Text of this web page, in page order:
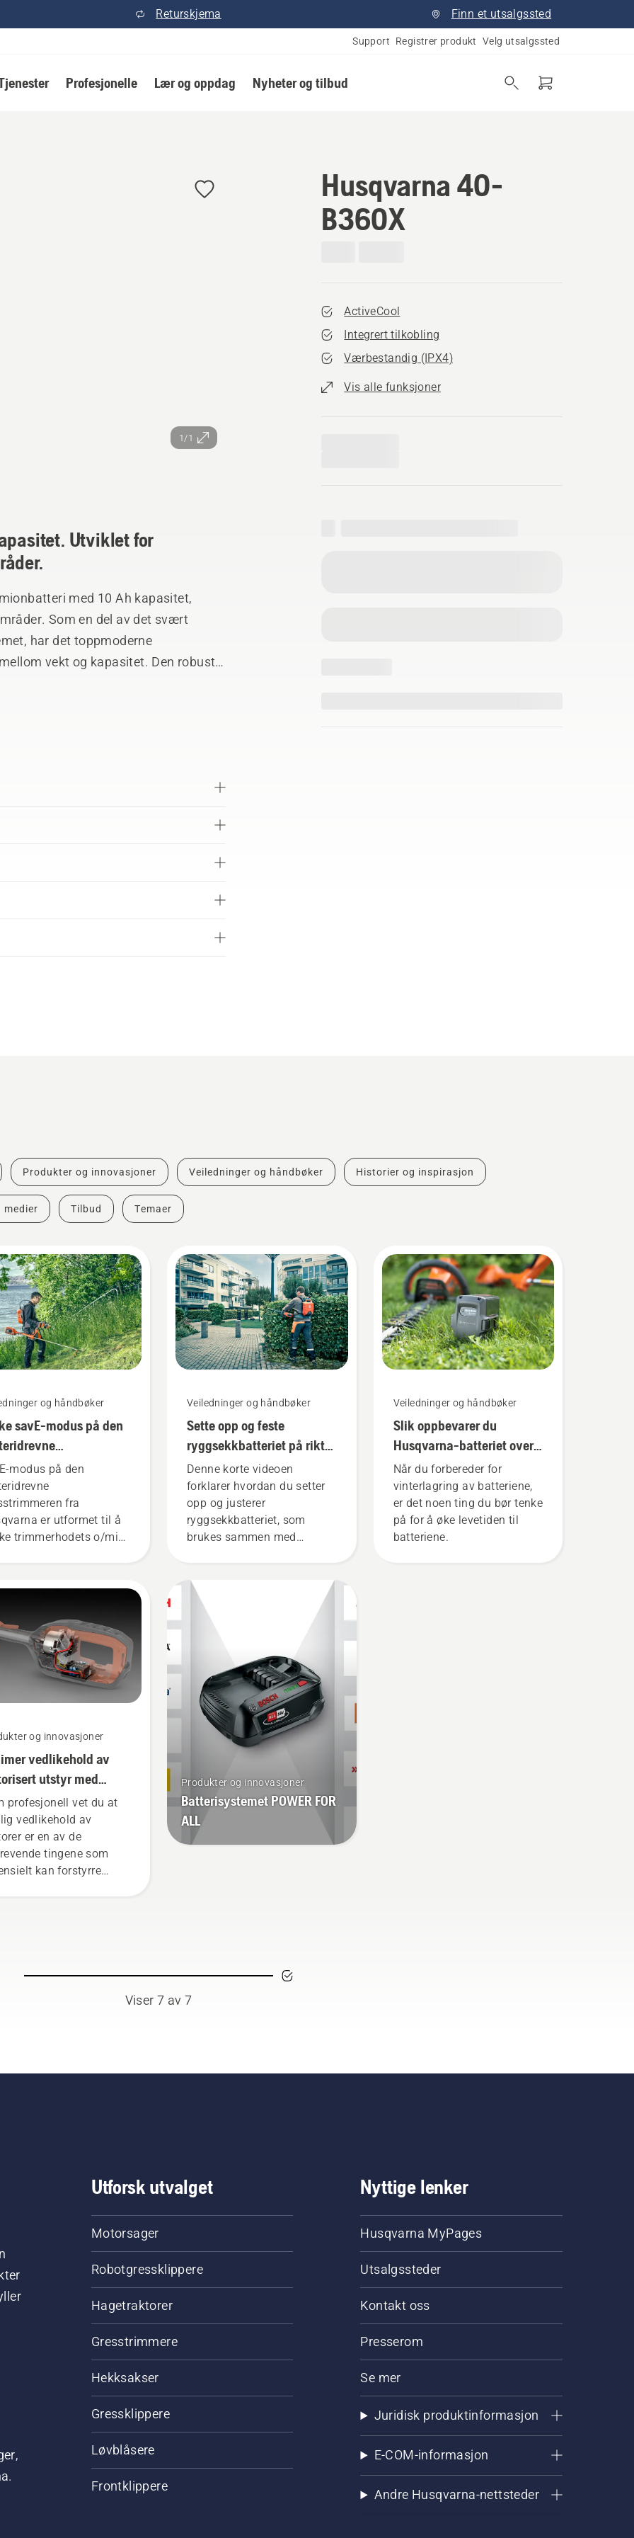
Returskjema Finn et utsalgssted
Support Registrer produkt Velg utsalgssted
Profesjonelle Lær og oppdag Nyheter og tilbud
1/1
Husqvarna 40-
B360X
ActiveCool
Integrert tilkobling
Værbestandig (IPX4)
Vis alle funksjoner
Utviklet for
med 10 Ah kapasitet,
Som en del av det svært
har det toppmoderne
vekt og kapasitet. Den robuste
Produkter og innovasjoner Veiledninger og håndbøker Historier og inspirasjon
medier Tilbud Temaer
og håndbøker
savE-modus på den
modus på den
fra
er utformet til å
trimmerhodets o/min
slik at
under klipping av
gress. Trykk på én
på den batteridrevne
for å
deaktivere savE-
og innovasjoner
vedlikehold av
utstyr med
profesjonell vet du at
vedlikehold av
er en av de
tingene som
kan forstyrre
Veiledninger og håndbøker
Sette opp og feste
ryggsekkbatteriet på riktig
måte
Denne korte videoen
forklarer hvordan du setter
opp og justerer
ryggsekkbatteriet, som
brukes sammen med
festet ryggsekkbatteri sørger
for en mer komfortabel
passform, og reduserer
kan arbeide lenger uten å ta
pauser.
Produkter og innovasjoner
Batterisystemet POWER FOR
ALL
Veiledninger og håndbøker
Slik oppbevarer du
Husqvarna-batteriet over
vinteren
Når du forbereder for
vinterlagring av batteriene,
er det noen ting du bør tenke
på for å øke levetiden til
batteriene.
Viser 7 av 7
Utforsk utvalget
Motorsager
Robotgressklippere
Hagetraktorer
Gresstrimmere
Hekksakser
Gressklippere
Løvblåsere
Frontklippere
Nyttige lenker
Husqvarna MyPages
Utsalgssteder
Kontakt oss
Presserom
Se mer
Juridisk produktinformasjon
E-COM-informasjon
Andre Husqvarna-nettsteder